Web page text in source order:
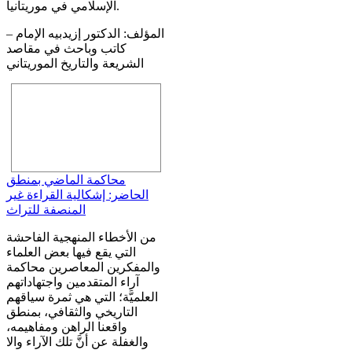
الإسلامي في موريتانيا.
المؤلف: الدكتور إزيدبيه الإمام –
كاتب وباحث في مقاصد
الشريعة والتاريخ الموريتاني
محاكمة الماضي بمنطق
الحاضر: إشكالية القراءة غير
المنصفة للتراث
من الأخطاء المنهجية الفاحشة
التي يقع فيها بعض العلماء
والمفكرين المعاصرين محاكمة
آراء المتقدمين واجتهاداتهم
العلميَّة؛ التي هي ثمرة سياقهم
التاريخي والثقافي، بمنطق
واقعنا الراهن ومفاهيمه،
والغفلة عن أنَّ تلك الآراء والا